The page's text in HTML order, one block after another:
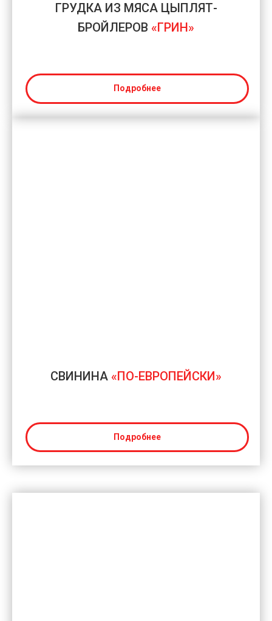
ГРУДКА ИЗ МЯСА ЦЫПЛЯТ-
БРОЙЛЕРОВ «ГРИН»
Подробнее
СВИНИНА «ПО-ЕВРОПЕЙСКИ»
Подробнее